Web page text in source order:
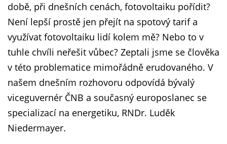
době, při dnešních cenách, fotovoltaiku pořídit?
Není lepší prostě jen přejít na spotový tarif a
využívat fotovoltaiku lidí kolem mě? Nebo to v
tuhle chvíli neřešit vůbec? Zeptali jsme se člověka
v této problematice mimořádně erudovaného. V
našem dnešním rozhovoru odpovídá bývalý
viceguvernér ČNB a současný europoslanec se
specializací na energetiku, RNDr. Luděk
Niedermayer.